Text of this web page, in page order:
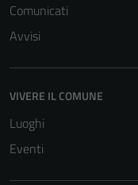
Comunicati
Avvisi
VIVERE IL COMUNE
Luoghi
Eventi